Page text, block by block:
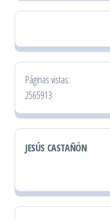
Páginas vistas:
2565913
JESÚS CASTAÑÓN